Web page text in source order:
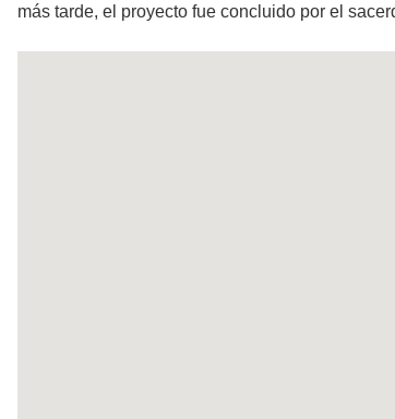
más tarde, el proyecto fue concluido por el